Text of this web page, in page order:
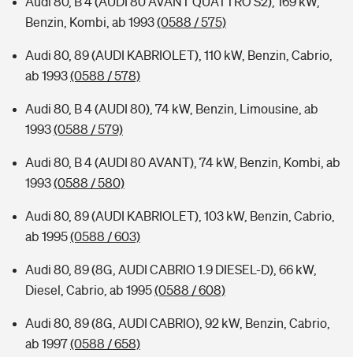
Benzin, Kombi, ab 1993(0588 / 575)
Audi 80, 89 (AUDI KABRIOLET), 110 kW, Benzin, Cabrio,
ab 1993(0588 / 578)
Audi 80, B 4 (AUDI 80), 74 kW, Benzin, Limousine, ab
1993(0588 / 579)
Audi 80, B 4 (AUDI 80 AVANT), 74 kW, Benzin, Kombi, ab
1993(0588 / 580)
Audi 80, 89 (AUDI KABRIOLET), 103 kW, Benzin, Cabrio,
ab 1995(0588 / 603)
Audi 80, 89 (8G, AUDI CABRIO 1.9 DIESEL-D), 66 kW,
Diesel, Cabrio, ab 1995(0588 / 608)
Audi 80, 89 (8G, AUDI CABRIO), 92 kW, Benzin, Cabrio,
ab 1997(0588 / 658)